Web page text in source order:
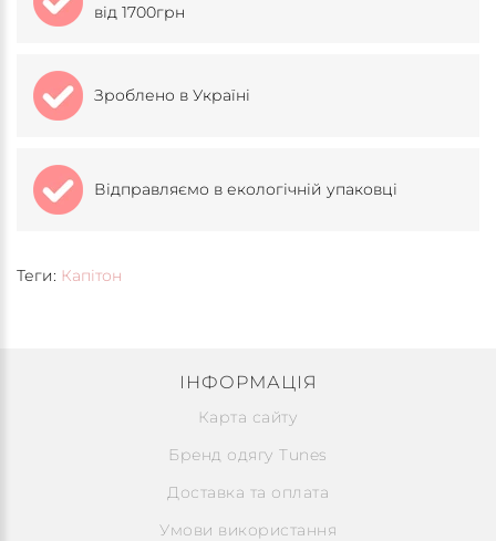
від 1700грн
Зроблено в Україні
Відправляємо в екологічній упаковці
Теги: Капітон
ІНФОРМАЦІЯ
Карта сайту
Бренд одягу Tunes
Доставка та оплата
Умови використання